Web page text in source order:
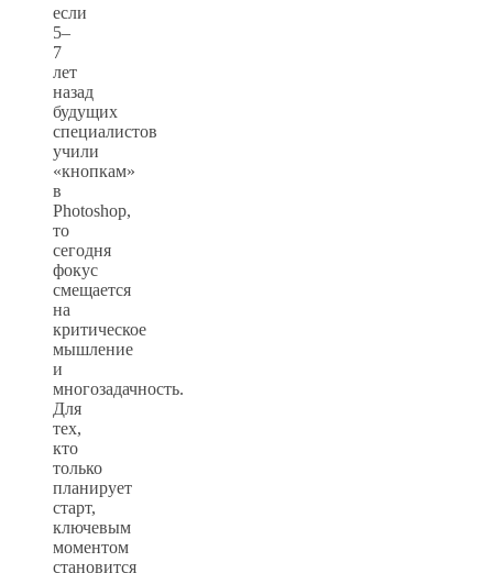
если
5–
7
лет
назад
будущих
специалистов
учили
«кнопкам»
в
Photoshop,
то
сегодня
фокус
смещается
на
критическое
мышление
и
многозадачность.
Для
тех,
кто
только
планирует
старт,
ключевым
моментом
становится